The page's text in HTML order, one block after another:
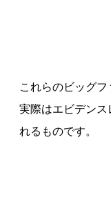
これらのビッグフ
実際はエビデン
れるものです。